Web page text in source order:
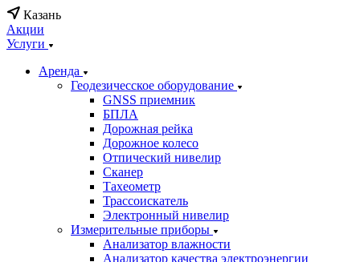
Казань
Акции
Услуги
Аренда
Геодезичесское оборудование
GNSS приемник
БПЛА
Дорожная рейка
Дорожное колесо
Отпический нивелир
Сканер
Тахеометр
Трассоискатель
Электронный нивелир
Измерительные приборы
Анализатор влажности
Анализатор качества электроэнергии